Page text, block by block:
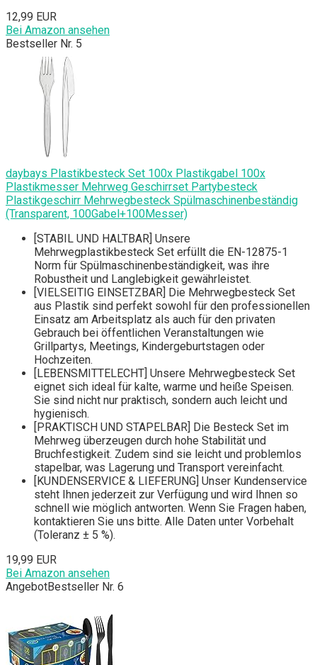
12,99 EUR
Bei Amazon ansehen
Bestseller Nr. 5
daybays Plastikbesteck Set 100x Plastikgabel 100x
Plastikmesser Mehrweg Geschirrset Partybesteck
Plastikgeschirr Mehrwegbesteck Spülmaschinenbeständig
(Transparent, 100Gabel+100Messer)
[STABIL UND HALTBAR] Unsere
Mehrwegplastikbesteck Set erfüllt die EN-12875-1
Norm für Spülmaschinenbeständigkeit, was ihre
Robustheit und Langlebigkeit gewährleistet.
[VIELSEITIG EINSETZBAR] Die Mehrwegbesteck Set
aus Plastik sind perfekt sowohl für den professionellen
Einsatz am Arbeitsplatz als auch für den privaten
Gebrauch bei öffentlichen Veranstaltungen wie
Grillpartys, Meetings, Kindergeburtstagen oder
Hochzeiten.
[LEBENSMITTELECHT] Unsere Mehrwegbesteck Set
eignet sich ideal für kalte, warme und heiße Speisen.
Sie sind nicht nur praktisch, sondern auch leicht und
hygienisch.
[PRAKTISCH UND STAPELBAR] Die Besteck Set im
Mehrweg überzeugen durch hohe Stabilität und
Bruchfestigkeit. Zudem sind sie leicht und problemlos
stapelbar, was Lagerung und Transport vereinfacht.
[KUNDENSERVICE & LIEFERUNG] Unser Kundenservice
steht Ihnen jederzeit zur Verfügung und wird Ihnen so
schnell wie möglich antworten. Wenn Sie Fragen haben,
kontaktieren Sie uns bitte. Alle Daten unter Vorbehalt
(Toleranz ± 5 %).
19,99 EUR
Bei Amazon ansehen
AngebotBestseller Nr. 6